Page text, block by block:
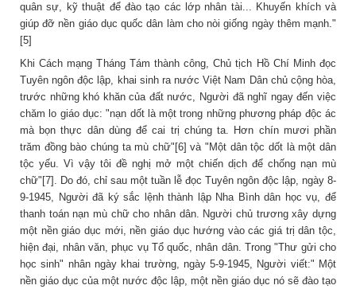
quân sự, kỹ thuật để đào tạo các lớp nhân tài... Khuyến khích và
giúp đỡ nền giáo dục quốc dân làm cho nòi giống ngày thêm mạnh."
[5]
Khi Cách mạng Tháng Tám thành công, Chủ tịch Hồ Chí Minh đọc
Tuyên ngôn độc lập, khai sinh ra nước Việt Nam Dân chủ cộng hòa,
trước những khó khăn của đất nước, Người đã nghĩ ngay đến việc
chăm lo giáo dục: "nạn dốt là một trong những phương pháp độc ác
mà bọn thực dân dùng để cai trị chúng ta. Hơn chín mươi phần
trăm đồng bào chúng ta mù chữ"[6] và "Một dân tộc dốt là một dân
tộc yếu. Vì vậy tôi đề nghị mở một chiến dịch để chống nạn mù
chữ"[7]. Do đó, chỉ sau một tuần lễ đọc Tuyên ngôn độc lập, ngày 8-
9-1945, Người đã ký sắc lệnh thành lập Nha Bình dân học vụ, để
thanh toán nạn mù chữ cho nhân dân. Người chủ trương xây dựng
một nền giáo dục mới, nền giáo dục hướng vào các giá trị dân tộc,
hiện đại, nhân văn, phục vụ Tổ quốc, nhân dân. Trong "Thư gửi cho
học sinh" nhân ngày khai trường, ngày 5-9-1945, Người viết:" Một
nền giáo dục của một nước độc lập, một nền giáo dục nó sẽ đào tạo